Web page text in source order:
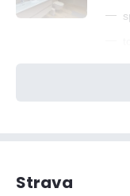
—
Strava